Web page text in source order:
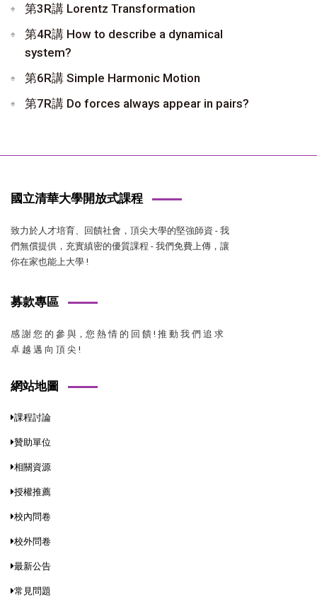
第3R講 Lorentz Transformation
第4R講 How to describe a dynamical
system?
第6R講 Simple Harmonic Motion
第7R講 Do forces always appear in pairs?
國立清華大學開放式課程
致力於人才培育、回饋社會，頂尖大學的堅強師資 - 我
們無償提供，充實縝密的優質課程 - 我們免費上傳，讓
你在家也能上大學 !
募款專區
感 謝 您 的 參 與，您 熱 情 的 回 饋 ! 推 動 我 們 追 求
卓 越 邁 向 頂 尖 !
網站地圖
課程討論
贊助單位
相關資源
授權推薦
校內問卷
校外問卷
最新公告
常見問題